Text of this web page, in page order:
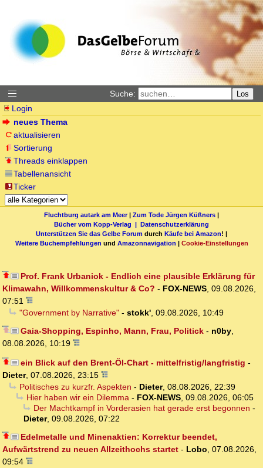
Suche: Los
Login
neues Thema
aktualisieren
Sortierung
Threads einklappen
Tabellenansicht
Ticker
Fluchtburg autark am Meer| Zum Tode Jürgen Küßners |
Bücher vom Kopp-Verlag | Datenschutzerklärung
Unterstützen Sie das Gelbe Forum durch Käufe bei Amazon! |
Weitere Buchempfehlungen und Amazonnavigation | Cookie-Einstellungen
Prof. Frank Urbaniok - Endlich eine plausible Erklärung für
Klimawahn, Willkommenskultur & Co? - FOX-NEWS, 09.08.2026,
07:51
"Government by Narrative"- stokk', 09.08.2026, 10:49
Gaia-Shopping, Espinho, Mann, Frau, Politick- n0by,
08.08.2026, 10:19
ein Blick auf den Brent-Öl-Chart - mittelfristig/langfristig -
Dieter, 07.08.2026, 23:15
Politisches zu kurzfr. Aspekten - Dieter, 08.08.2026, 22:39
Hier haben wir ein Dilemma- FOX-NEWS, 09.08.2026, 06:05
Der Machtkampf in Vorderasien hat gerade erst begonnen -
Dieter, 09.08.2026, 07:22
Edelmetalle und Minenaktien: Korrektur beendet,
Aufwärtstrend zu neuen Allzeithochs startet - Lobo, 07.08.2026,
09:54